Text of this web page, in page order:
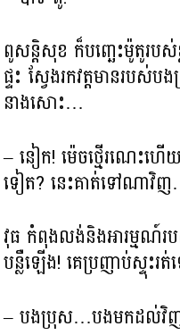
ពូសន្តិសុខ ក៏បញ្ឆេះម៉ូតូរប
ផ្ទះ ស្វែងរកវត្តមានរប
នាងសោះ…
– នៀក! ម៉េចថ្មើរណេះហ
ទៀត? នេះគាត់ទៅណាវិ
វុធ កំពុងលង់និងអារម្មណ៍រ
បន្លឺឡើង! គេប្រញាប់ស្ទុះ
– បងប្រុស…បងមកដល់វិ